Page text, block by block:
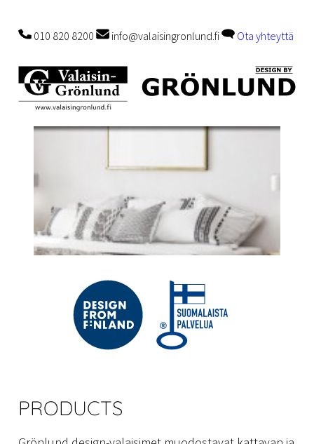
010 820 8200 info@valaisingronlund.fi Ota yhteyttä
PRODUCTS